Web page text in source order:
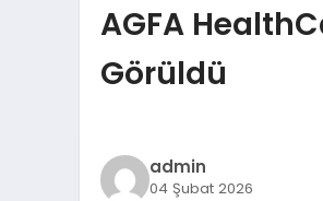
AGFA
Görüldü
admin
04 Şubat 2026